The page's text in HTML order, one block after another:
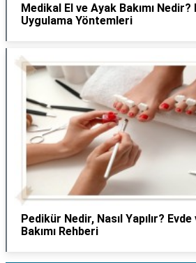
Medikal El ve Ayak Bakımı Nedir?
Uygulama Yöntemleri
Pedikür Nedir, Nasıl Yapılır?
Bakımı Rehberi